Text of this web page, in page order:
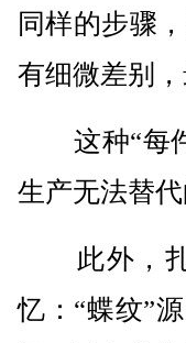
同样的步骤
有细微差别
这种“每件
生产无法替代
此外，扎
忆：“蝶纹”